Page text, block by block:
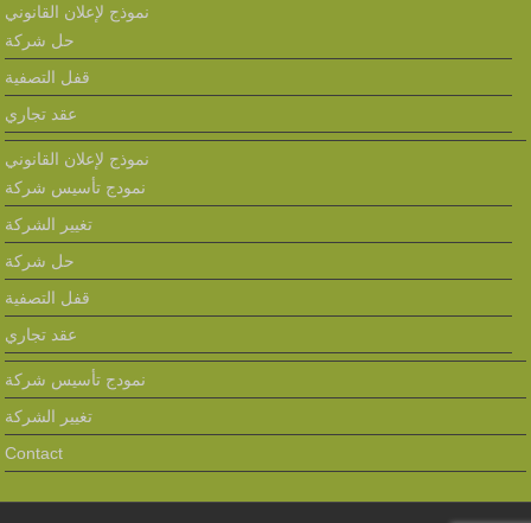
نموذج لإعلان القانوني
حل شركة
قفل التصفية
عقد تجاري
نموذج لإعلان القانوني
نمودج تأسيس شركة
تغيير الشركة
حل شركة
قفل التصفية
عقد تجاري
نمودج تأسيس شركة
تغيير الشركة
Contact